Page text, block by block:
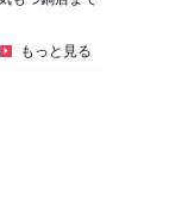
もっと見る